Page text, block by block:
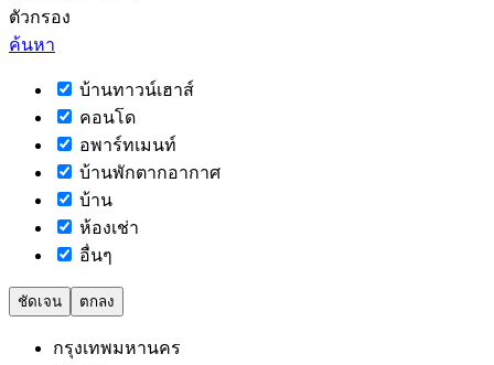
ตัวกรอง
ค้นหา
บ้านทาวน์เฮาส์
คอนโด
อพาร์ทเมนท์
บ้านพักตากอากาศ
บ้าน
ห้องเช่า
อื่นๆ
ชัดเจน ตกลง
กรุงเทพมหานคร